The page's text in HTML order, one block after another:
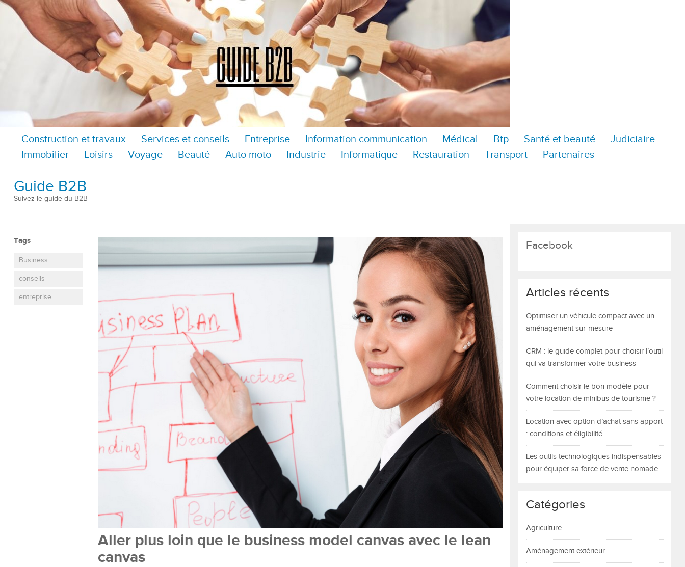
Construction et travaux Services et conseils Entreprise Information communication Médical Btp Santé et beauté
Judiciaire
Immobilier
Loisirs Voyage Beauté Auto moto Industrie Informatique Restauration Transport Partenaires
Guide B2B
Suivez le guide du B2B
Tags
Business
conseils
entreprise
Aller plus loin que le business model canvas avec le lean
canvas
Facebook
Articles récents
Optimiser un véhicule compact avec un
aménagement sur-mesure
CRM : le guide complet pour choisir l’outil
qui va transformer votre business
Comment choisir le bon modèle pour
votre location de minibus de tourisme ?
Location avec option d’achat sans apport
: conditions et éligibilité
Les outils technologiques indispensables
pour équiper sa force de vente nomade
Catégories
Agriculture
Aménagement extérieur